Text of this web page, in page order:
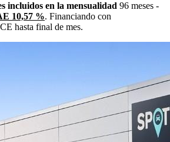
incluidos en la mensualidad 96 meses -
10,57 %. Financiando con
hasta final de mes.